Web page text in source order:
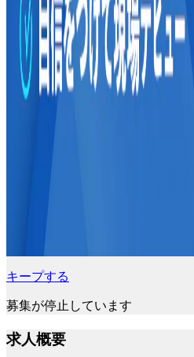
キープする
募集が停止しています
求人概要